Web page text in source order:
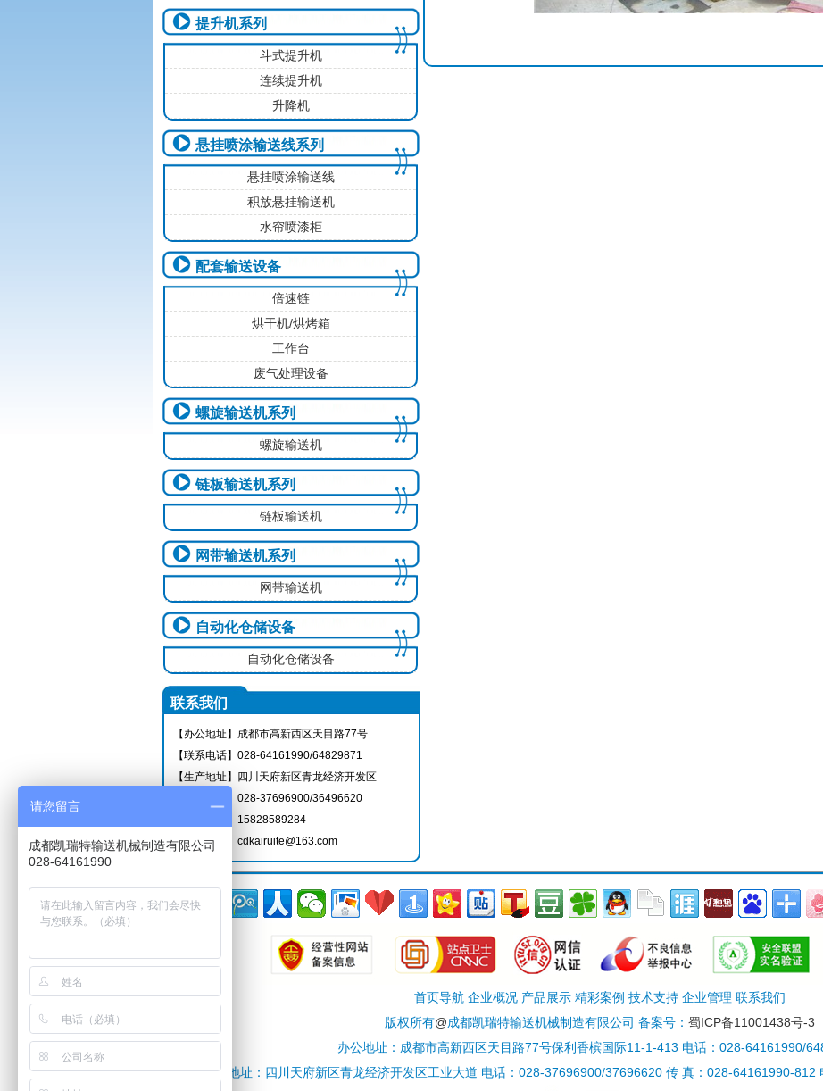
提升机系列
斗式提升机
连续提升机
升降机
悬挂喷涂输送线系列
悬挂喷涂输送线
积放悬挂输送机
水帘喷漆柜
配套输送设备
倍速链
烘干机/烘烤箱
工作台
废气处理设备
螺旋输送机系列
螺旋输送机
链板输送机系列
链板输送机
网带输送机系列
网带输送机
自动化仓储设备
自动化仓储设备
联系我们
【办公地址】成都市高新西区天目路77号
【联系电话】028-64161990/64829871
【生产地址】四川天府新区青龙经济开发区
【联系电话】028-37696900/36496620
【服务热线】15828589284
【电子邮件】cdkairuite@163.com
首页导航 企业概况 产品展示 精彩案例 技术支持 企业管理 联系我们
版权所有@成都凯瑞特输送机械制造有限公司 备案号： 蜀ICP备11001438号-3
办公地址：成都市高新西区天目路77号保利香槟国际11-1-413 电话：028-64161990/
生产地址：四川天府新区青龙经济开发区工业大道 电话：028-37696900/37696620 传 真：028-64161990-812
请您留言
成都凯瑞特输送机械制造有限公司
028-64161990